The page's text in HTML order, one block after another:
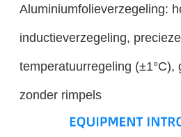
Aluminiumfolieverzegeling:
inductieverzegeling, precieze
temperatuurregeling (±1°C),
zonder rimpels